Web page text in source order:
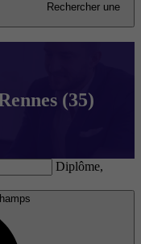
Rechercher une
(35)
Diplôme,